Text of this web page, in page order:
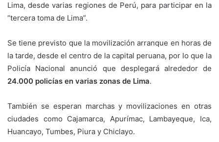
Lima, desde varias regiones de Perú, para participar en la
“tercera toma de Lima”.
Se tiene previsto que la movilización arranque en horas de
la tarde, desde el centro de la capital peruana, por lo que la
Policía Nacional anunció que desplegará alrededor de
24.000 policías en varias zonas de Lima.
También se esperan marchas y movilizaciones en otras
ciudades como Cajamarca, Apurímac, Lambayeque, Ica,
Huancayo, Tumbes, Piura y Chiclayo.